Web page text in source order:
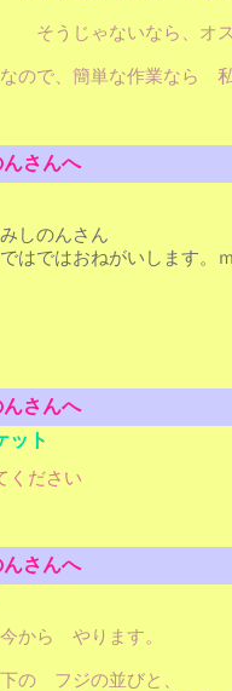
そうじゃないなら、オス
なので、簡単な作業なら
さんへ
みしのんさん
ではではおねがいします。
さんへ
ット
ください
さんへ
今から やります。
下の フジの並びと、